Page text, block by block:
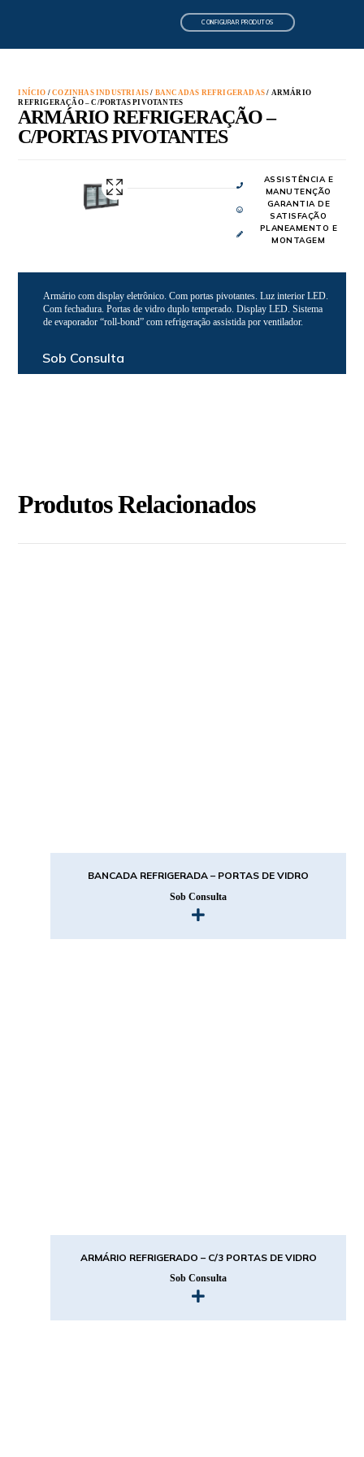
CONFIGURAR PRODUTOS
INÍCIO /COZINHAS INDUSTRIAIS / BANCADAS REFRIGERADAS / ARMÁRIO
REFRIGERAÇÃO – C/PORTAS PIVOTANTES
ARMÁRIO REFRIGERAÇÃO –
C/PORTAS PIVOTANTES
ASSISTÊNCIA E
MANUTENÇÃO
GARANTIA DE
SATISFAÇÃO
PLANEAMENTO E
MONTAGEM
Armário com display eletrônico. Com portas pivotantes. Luz interior LED.
Com fechadura. Portas de vidro duplo temperado. Display LED. Sistema
de evaporador “roll-bond” com refrigeração assistida por ventilador.
Sob Consulta
Produtos Relacionados
BANCADA REFRIGERADA – PORTAS DE VIDRO
Sob Consulta
ARMÁRIO REFRIGERADO – C/3 PORTAS DE VIDRO
Sob Consulta